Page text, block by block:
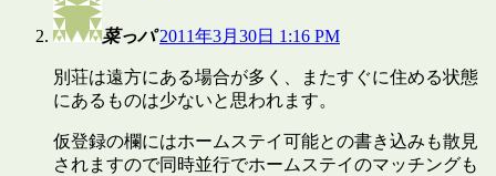
菜っパ 2011年3月30日 1:16 PM
別荘は遠方にある場合が多く、またすぐに住める状態
にあるものは少ないと思われます。
仮登録の欄にはホームステイ可能との書き込みも散見
されますので同時並行でホームステイのマッチングも